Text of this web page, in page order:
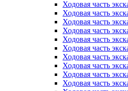
Ходовая часть
Ходовая часть
Ходовая часть
Ходовая часть
Ходовая часть
Ходовая часть
Ходовая часть
Ходовая часть
Ходовая часть
Ходовая часть